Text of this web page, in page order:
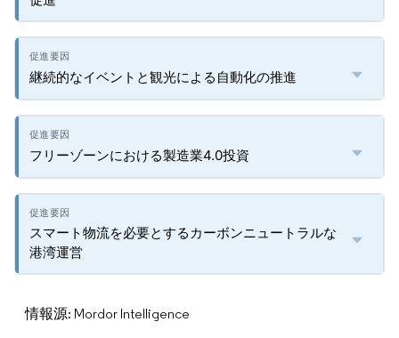
継続的なイベントと観光による自動化の推進
フリーゾーンにおける製造業4.0投資
スマート物流を必要とするカーボンニュートラルな
港湾運営
情報源: Mordor Intelligence